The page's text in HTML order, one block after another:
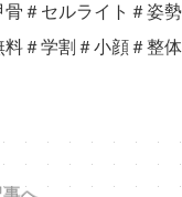
＃セルライト＃姿
＃学割＃小顔＃整体